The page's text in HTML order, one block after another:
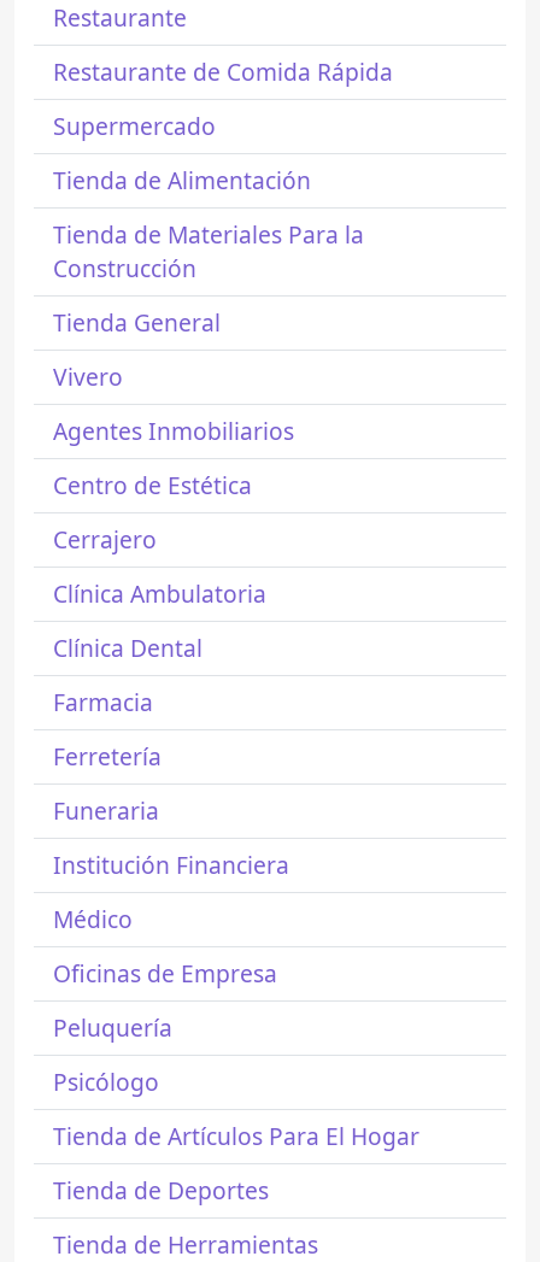
Restaurante
Restaurante de Comida Rápida
Supermercado
Tienda de Alimentación
Tienda de Materiales Para la
Construcción
Tienda General
Vivero
Agentes Inmobiliarios
Centro de Estética
Cerrajero
Clínica Ambulatoria
Clínica Dental
Farmacia
Ferretería
Funeraria
Institución Financiera
Médico
Oficinas de Empresa
Peluquería
Psicólogo
Tienda de Artículos Para El Hogar
Tienda de Deportes
Tienda de Herramientas